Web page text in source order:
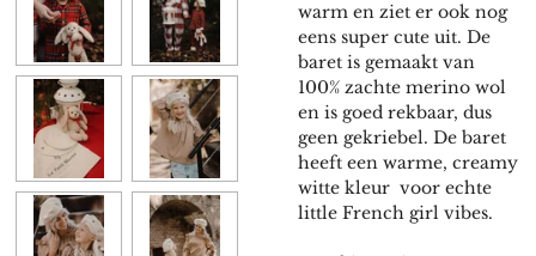
warm en ziet er ook nog
eens super cute uit. De
baret is gemaakt van
100% zachte merino wol
en is goed rekbaar, dus
geen gekriebel. De baret
heeft een warme, creamy
witte kleur voor echte
little French girl vibes.